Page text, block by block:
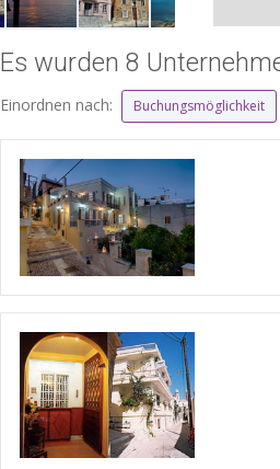
Es wurden 8
Einordnen nach: Buchungsmöglichkeit